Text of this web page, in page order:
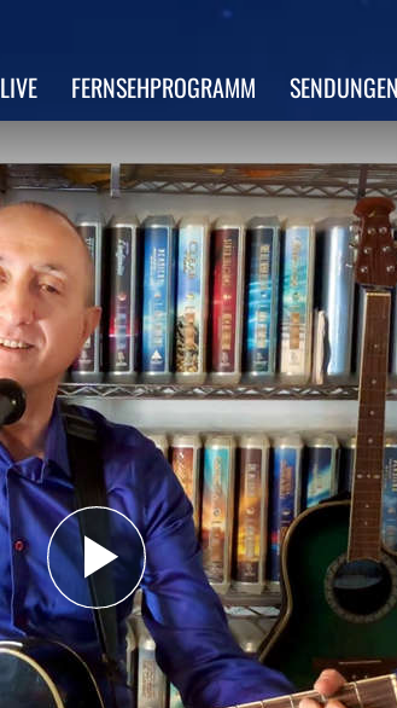
LIVE FERNSEHPROGRAMM SENDUNGEN
Play